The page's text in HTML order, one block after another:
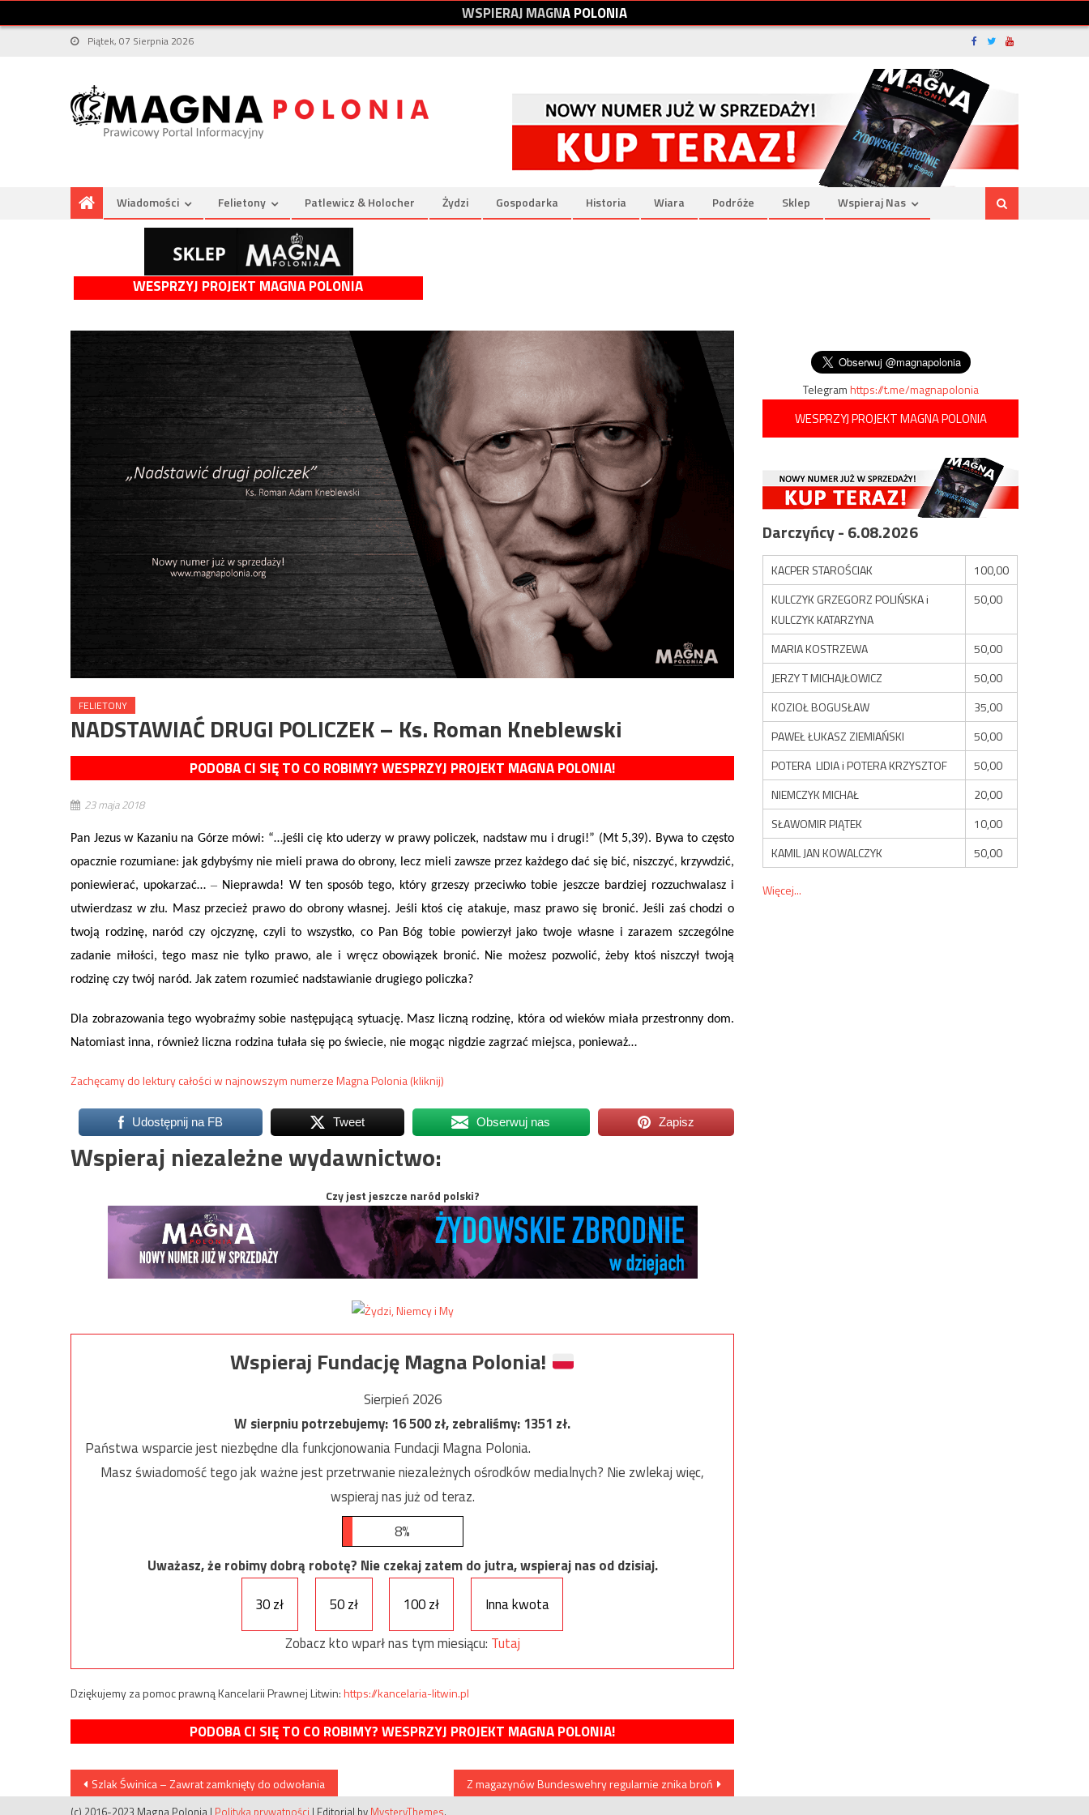
WSPIERAJMAGNAPOLONIA
Piątek, 07 Sierpnia 2026
Wiadomości Felietony Patlewicz & Holocher Żydzi Gospodarka Historia Wiara Podróże Sklep Wspieraj Nas
WESPRZYJ PROJEKT MAGNA POLONIA
FELIETONY
NADSTAWIAĆ DRUGI POLICZEK – Ks. Roman Kneblewski
PODOBA CI SIĘ TO CO ROBIMY? WESPRZYJ PROJEKT MAGNA POLONIA!
23 maja 2018
Pan Jezus w Kazaniu na Górze mówi: “…jeśli cię kto uderzy w prawy policzek, nadstaw mu i drugi!” (Mt 5,39). Bywa to często
opacznie rozumiane: jak gdybyśmy nie mieli prawa do obrony, lecz mieli zawsze przez każdego dać się bić, niszczyć, krzywdzić,
poniewierać, upokarzać…– Nieprawda! W ten sposób tego, który grzeszy przeciwko tobie jeszcze bardziej rozzuchwalasz i
utwierdzasz w złu. Masz przecież prawo do obrony własnej. Jeśli ktoś cię atakuje, masz prawo się bronić. Jeśli zaś chodzi o
twoją rodzinę, naród czy ojczyznę, czyli to wszystko, co Pan Bóg tobie powierzył jako twoje własne i zarazem szczególne
zadanie miłości, tego masz nie tylko prawo, ale i wręcz obowiązek bronić. Nie możesz pozwolić, żeby ktoś niszczył twoją
rodzinę czy twój naród. Jak zatem rozumieć nadstawianie drugiego policzka?
Dla zobrazowania tego wyobraźmy sobie następującą sytuację. Masz liczną rodzinę, która od wieków miała przestronny dom.
Natomiast inna, również liczna rodzina tułała się po świecie, nie mogąc nigdzie zagrzać miejsca, ponieważ…
Zachęcamy do lektury całości w najnowszym numerze Magna Polonia (kliknij)
Udostępnij na FB Tweet Obserwuj nas Zapisz
Wspieraj niezależne wydawnictwo:
Czy jest jeszcze naród polski?
Wspieraj Fundację Magna Polonia!
Sierpień 2026
W sierpniu potrzebujemy:16 500zł, zebraliśmy:1351 zł.
Państwa wsparcie jest niezbędne dla funkcjonowania Fundacji Magna Polonia.
Masz świadomość tego jak ważne jest przetrwanie niezależnych ośrodków medialnych? Nie zwlekaj więc,
wspieraj nas już od teraz.
8%
Uważasz, że robimy dobrą robotę? Nie czekaj zatem do jutra, wspieraj nas od dzisiaj.
30 zł
50 zł 100 zł
Inna kwota
Zobacz kto wparł nas tym miesiącu: Tutaj
Dziękujemy za pomoc prawną Kancelarii Prawnej Litwin:https://kancelaria-litwin.pl
PODOBA CI SIĘ TO CO ROBIMY? WESPRZYJ PROJEKT MAGNA POLONIA!
Nawigacja
Szlak Świnica – Zawrat zamknięty do odwołania Z magazynów Bundeswehry regularnie znika broń
Telegramhttps://t.me/magnapolonia
WESPRZYJ PROJEKT MAGNA POLONIA
Darczyńcy - 6.08.2026
KACPER STAROŚCIAK
100,00
KULCZYK GRZEGORZ POLIŃSKA i
KULCZYK KATARZYNA
50,00
MARIA KOSTRZEWA
50,00
JERZY T MICHAJŁOWICZ
50,00
KOZIOŁ BOGUSŁAW
35,00
PAWEŁ ŁUKASZ ZIEMIAŃSKI
50,00
POTERA LIDIA i POTERA KRZYSZTOF
50,00
NIEMCZYK MICHAŁ
20,00
SŁAWOMIR PIĄTEK
10,00
KAMIL JAN KOWALCZYK
50,00
Więcej...